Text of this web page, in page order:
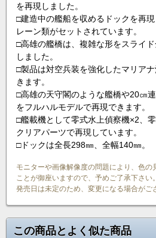
を再現しました。
□建造中の艦船を収めるドックを再
レーン類がセットされています。
□高雄の艦橋は、複雑な形をスライ
しました。
□製品は対空兵装を強化したマリア
きます。
□高雄の天守閣のような艦橋や20㎝
をフルハルモデルで再現できます。
□艦載機として零式水上偵察機×2、
クリアパーツで再現しています。
□ドックは全長298㎜、全幅140㎜。
モニターや画像解像度の問題により、色の
ことが御座いますので、予めご了承下さい
発売日は未定のため、変更になる場合がご
この商品とよく似た商品